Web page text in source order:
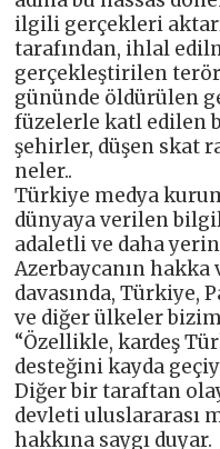
ilgili gerçekleri
tarafından, ihlal
gerçekleştirilen
gününde öldürülen
füzelerle katl edilen
şehirler, düşen skat
neler..
Türkiye medya
dünyaya verilen
adaletli ve daha
Azerbaycanın hakka
davasında, Türkiye,
ve diğer ülkeler
“Özellikle, kardeş
desteğini kayda
Diğer bir taraftan
devleti uluslararası
hakkına saygı duyar.